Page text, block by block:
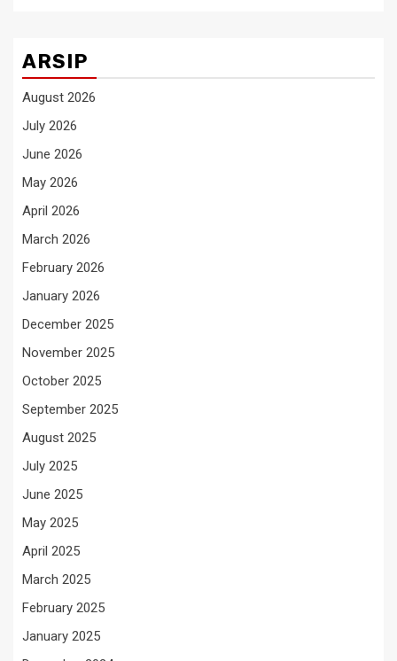
ARSIP
August 2026
July 2026
June 2026
May 2026
April 2026
March 2026
February 2026
January 2026
December 2025
November 2025
October 2025
September 2025
August 2025
July 2025
June 2025
May 2025
April 2025
March 2025
February 2025
January 2025